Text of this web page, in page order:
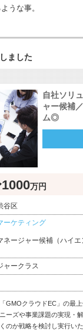
うな事。
ました
自社ソリ
ャー候補
ム◎
万円
谷区
ーケティング
ネージャー候補（ハイ
ャークラス
GMOクラウドEC」の最
ーズや事業課題の実現・
のか戦略を検討し実行い